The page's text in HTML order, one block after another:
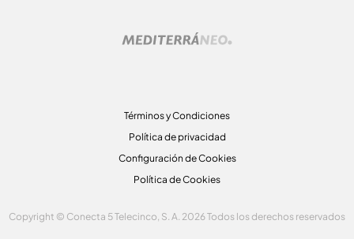
Términos y Condiciones
Política de privacidad
Configuración de Cookies
Política de Cookies
Copyright © Conecta 5 Telecinco, S. A. 2026 Todos los derechos reservados